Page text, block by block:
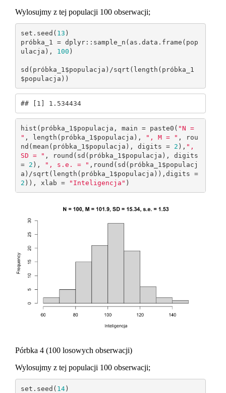
Wylosujmy z tej populacji 100 obserwacji;
set.seed( 13 )
próbka_1 = dplyr::sample_n(as.data.frame(pop
ulacja), 100 )
sd(próbka_1$populacja)/sqrt(length(próbka_1
$populacja))
## [1] 1.534434
hist(próbka_1$populacja, main = paste0( "N =
" , length(próbka_1$populacja), ", M = " , rou
nd(mean(próbka_1$populacja), digits = 2 ), ",
SD = " , round(sd(próbka_1$populacja), digits
= 2 ), ", s.e. = " ,round(sd(próbka_1$populacj
a)/sqrt(length(próbka_1$populacja)),digits =
2 )), xlab = "Inteligencja" )
Pórbka 4 (100 losowych obserwacji)
Wylosujmy z tej populacji 100 obserwacji;
set.seed( 14)